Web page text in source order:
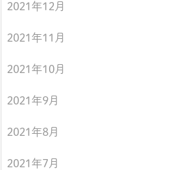
2021年12月
2021年11月
2021年10月
2021年9月
2021年8月
2021年7月